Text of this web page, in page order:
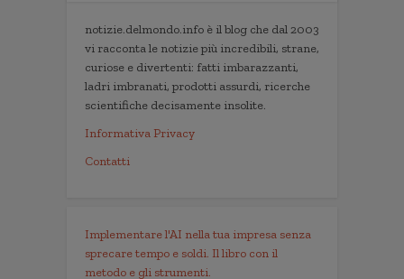
notizie.delmondo.info è il blog che dal 2003
vi racconta le notizie più incredibili, strane,
curiose e divertenti: fatti imbarazzanti,
ladri imbranati, prodotti assurdi, ricerche
scientifiche decisamente insolite.
Informativa Privacy
Contatti
Implementare l'AI nella tua impresa senza
sprecare tempo e soldi. Il libro con il
metodo e gli strumenti.